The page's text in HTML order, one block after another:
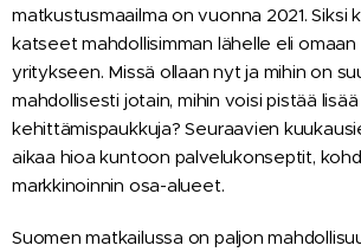
matkustusmaailma on vuonna 2021. Siksi
katseet mahdollisimman lähelle eli omaan
yritykseen. Missä ollaan nyt ja mihin on
mahdollisesti jotain, mihin voisi pistää lisää
kehittämispaukkuja? Seuraavien
aikaa hioa kuntoon palvelukonseptit,
markkinoinnin osa-alueet.
Suomen matkailussa on paljon